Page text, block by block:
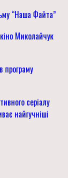
“Наша Файта”
Миколайчук
програму
серіалу
найгучніші